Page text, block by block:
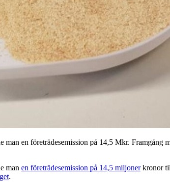
en företrädesemission på 14,5 Mkr. Framgång
man en företrädesemission på 14,5 miljonerkronor
.